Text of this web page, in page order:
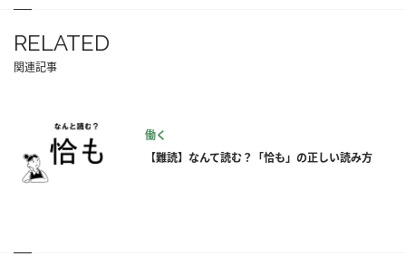
RELATED
関連記事
働く
【難読】なんて読む？「恰も」の正しい読み方